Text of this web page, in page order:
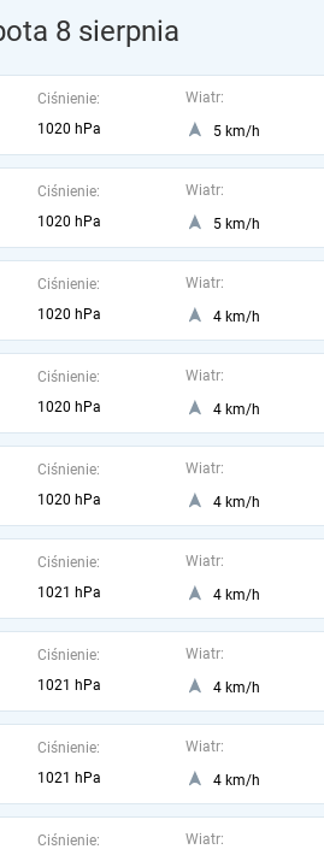
8 sierpnia
Ciśnienie:
1020 hPa
Wiatr:
5 km/h
Ciśnienie:
1020 hPa
Wiatr:
5 km/h
Ciśnienie:
1020 hPa
Wiatr:
4 km/h
Ciśnienie:
1020 hPa
Wiatr:
4 km/h
Ciśnienie:
1020 hPa
Wiatr:
4 km/h
Ciśnienie:
1021 hPa
Wiatr:
4 km/h
Ciśnienie:
1021 hPa
Wiatr:
4 km/h
Ciśnienie:
1021 hPa
Wiatr:
4 km/h
Ciśnienie:
Wiatr: